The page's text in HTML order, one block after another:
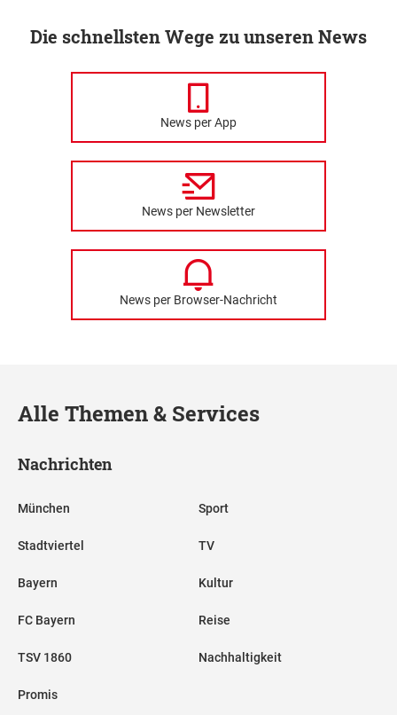
Die schnellsten Wege zu unseren News
News per App
News per Newsletter
News per Browser-Nachricht
Alle Themen & Services
Nachrichten
München
Stadtviertel
Bayern
FC Bayern
TSV 1860
Promis
Sport
TV
Kultur
Reise
Nachhaltigkeit